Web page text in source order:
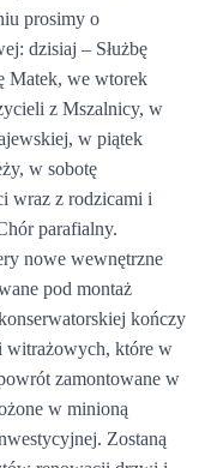
prosimy o
dzisiaj – Służbę
Matek, we wtorek
z Mszalnicy, w
w piątek
w sobotę
wraz z rodzicami i
parafialny.
nowe wewnętrzne
pod montaż
kończy
witrażowych, które w
zamontowane w
w minioną
Zostaną